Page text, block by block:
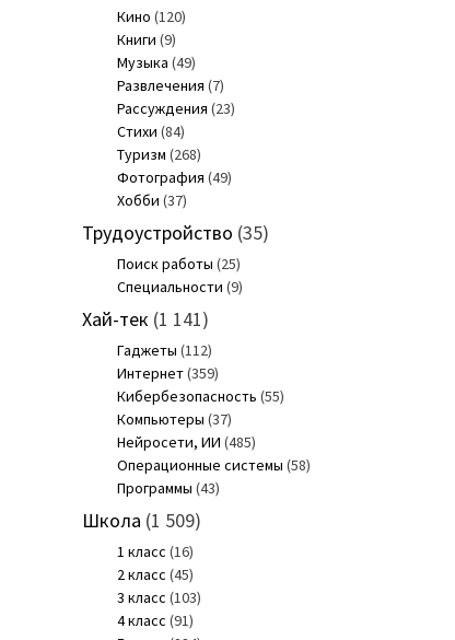
Кино (120)
Книги (9)
Музыка (49)
Развлечения (7)
Рассуждения (23)
Стихи (84)
Туризм (268)
Фотография (49)
Хобби (37)
Трудоустройство (35)
Поиск работы (25)
Специальности (9)
Хай-тек (1 141)
Гаджеты (112)
Интернет(359)
Кибербезопасность (55)
Компьютеры (37)
Нейросети, ИИ (485)
Операционные системы (58)
Программы (43)
Школа (1 509)
1 класс (16)
2 класс (45)
3 класс (103)
4 класс (91)